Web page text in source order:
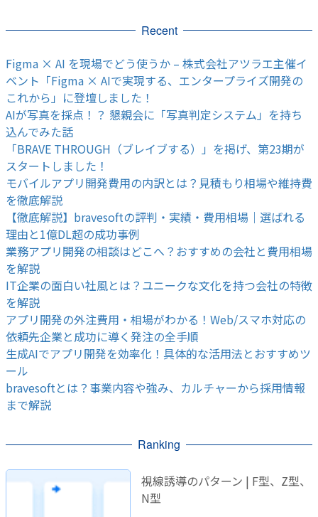
Recent
Figma × AI を現場でどう使うか – 株式会社アツラエ主催イ
ベント「Figma × AIで実現する、エンタープライズ開発の
これから」に登壇しました！
AIが写真を採点！？ 懇親会に「写真判定システム」を持ち
込んでみた話
「BRAVE THROUGH（ブレイブする）」を掲げ、第23期が
スタートしました！
モバイルアプリ開発費用の内訳とは？見積もり相場や維持費
を徹底解説
【徹底解説】bravesoftの評判・実績・費用相場｜選ばれる
理由と1億DL超の成功事例
業務アプリ開発の相談はどこへ？おすすめの会社と費用相場
を解説
IT企業の面白い社風とは？ユニークな文化を持つ会社の特徴
を解説
アプリ開発の外注費用・相場がわかる！Web/スマホ対応の
依頼先企業と成功に導く発注の全手順
生成AIでアプリ開発を効率化！具体的な活用法とおすすめツ
ール
bravesoftとは？事業内容や強み、カルチャーから採用情報
まで解説
Ranking
視線誘導のパターン | F型、Z型、
N型